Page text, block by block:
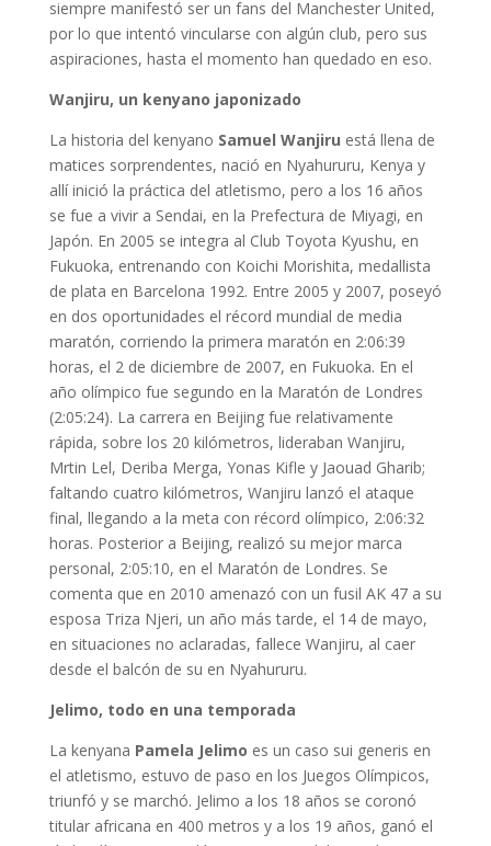
siempre manifestó ser un fans del Manchester United,
por lo que intentó vincularse con algún club, pero sus
aspiraciones, hasta el momento han quedado en eso.
Wanjiru, un kenyano japonizado
La historia del kenyano Samuel Wanjiru está llena de
matices sorprendentes, nació en Nyahururu, Kenya y
allí inició la práctica del atletismo, pero a los 16 años
se fue a vivir a Sendai, en la Prefectura de Miyagi, en
Japón. En 2005 se integra al Club Toyota Kyushu, en
Fukuoka, entrenando con Koichi Morishita, medallista
de plata en Barcelona 1992. Entre 2005 y 2007, poseyó
en dos oportunidades el récord mundial de media
maratón, corriendo la primera maratón en 2:06:39
horas, el 2 de diciembre de 2007, en Fukuoka. En el
año olímpico fue segundo en la Maratón de Londres
(2:05:24). La carrera en Beijing fue relativamente
rápida, sobre los 20 kilómetros, lideraban Wanjiru,
Mrtin Lel, Deriba Merga, Yonas Kifle y Jaouad Gharib;
faltando cuatro kilómetros, Wanjiru lanzó el ataque
final, llegando a la meta con récord olímpico, 2:06:32
horas. Posterior a Beijing, realizó su mejor marca
personal, 2:05:10, en el Maratón de Londres. Se
comenta que en 2010 amenazó con un fusil AK 47 a su
esposa Triza Njeri, un año más tarde, el 14 de mayo,
en situaciones no aclaradas, fallece Wanjiru, al caer
desde el balcón de su en Nyahururu.
Jelimo, todo en una temporada
La kenyana Pamela Jelimo es un caso sui generis en
el atletismo, estuvo de paso en los Juegos Olímpicos,
triunfó y se marchó. Jelimo a los 18 años se coronó
titular africana en 400 metros y a los 19 años, ganó el